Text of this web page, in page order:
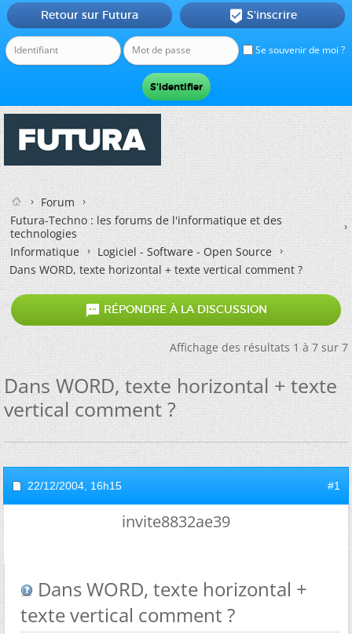
Se souvenir de moi ?
Retour sur Futura  S'inscrire
Forum
Futura-Techno : les forums de l'informatique et des
technologies
Informatique
Logiciel - Software - Open Source
Dans WORD, texte horizontal + texte vertical comment ?
 RÉPONDRE À LA DISCUSSION
Affichage des résultats 1 à 7 sur 7
Dans WORD, texte horizontal + texte
vertical comment ?
22/12/2004, 16h15 #1
invite8832ae39
Dans WORD, texte horizontal +
texte vertical comment ?